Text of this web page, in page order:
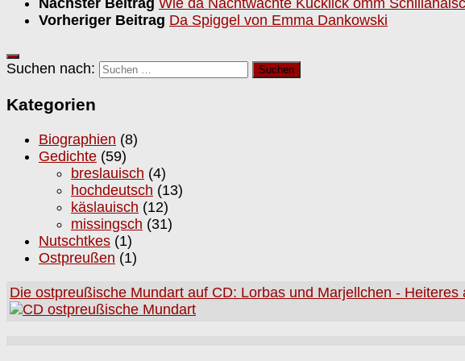
Vorheriger Beitrag Da Spiggel von Emma Dankowski
Suchen nach:
Kategorien
Biographien (8)
Gedichte (59)
breslauisch (4)
hochdeutsch (13)
käslauisch (12)
missingsch (31)
Nutschtkes (1)
Ostpreußen (1)
Die ostpreußische Mundart auf CD: Lorbas und Marjellchen - Heiteres